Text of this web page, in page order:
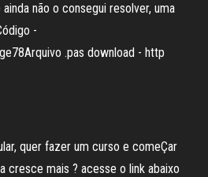
não o consegui resolver, uma
-
.pas download - http
quer fazer um curso e comeÇar
cresce mais ? acesse o link abaixo